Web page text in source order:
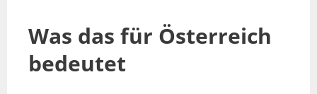
Was das für Österreich
bedeutet